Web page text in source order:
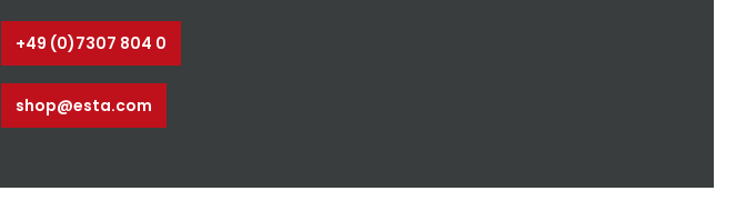
+49 (0)7307 804 0
shop@esta.com